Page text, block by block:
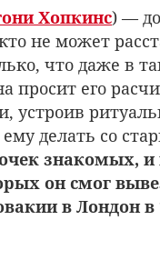
Хопкинс) —
не может
что даже в
просит его
устроив
делать со
знакомых,
он смог
в Лондон в